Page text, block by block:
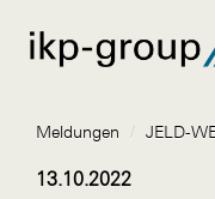
Meldungen / JELD-
13.10.2022